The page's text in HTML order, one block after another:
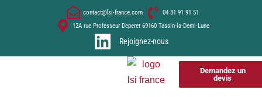
contact@lsi-france.com
04 81 91 91 51
12A rue Professeur Deperet 69160 Tassin-la-Demi-Lune
Rejoignez-nous
Demandez un
devis